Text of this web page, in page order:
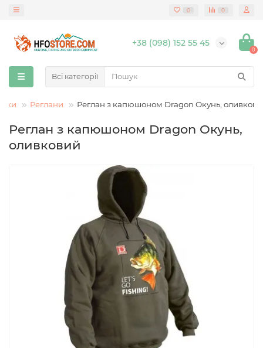
0 0
+38 (098) 152 55 45
0
Всі категорії
Реглани Реглан з капюшоном Dragon Окунь,
Реглан з капюшоном Dragon Окунь,
оливковий